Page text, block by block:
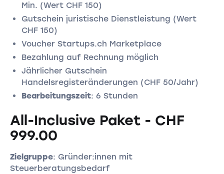
Min. (Wert CHF 150)
Gutschein juristische Dienstleistung (Wert
CHF 150)
Voucher Startups.ch Marketplace
Bezahlung auf Rechnung möglich
Jährlicher Gutschein
Handelsregisteränderungen (CHF 50/Jahr)
Bearbeitungszeit: 6 Stunden
All-Inclusive Paket - CHF
999.00
Zielgruppe: Gründer:innen mit
Steuerberatungsbedarf